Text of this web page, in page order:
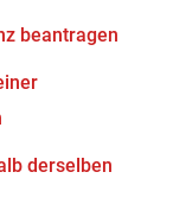
beantragen
derselben